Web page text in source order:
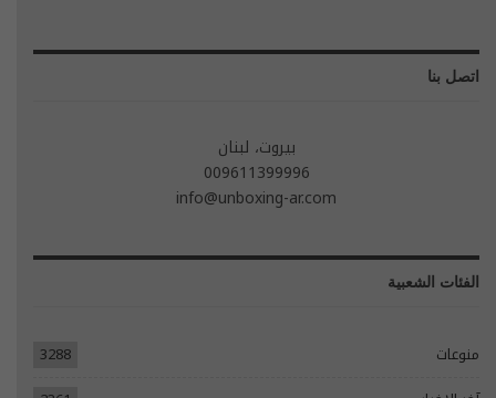
اتصل بنا
بيروت، لبنان
009611399996
info@unboxing-ar.com
الفئات الشعبية
منوعات
3288